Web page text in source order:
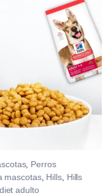
, Perros
mascotas, Hills, Hills
adulto